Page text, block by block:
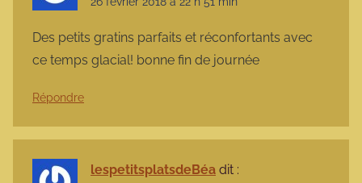
Des petits gratins parfaits et réconfortants avec
ce temps glacial! bonne fin de journée
Répondre
lespetitsplatsdeBéa dit :